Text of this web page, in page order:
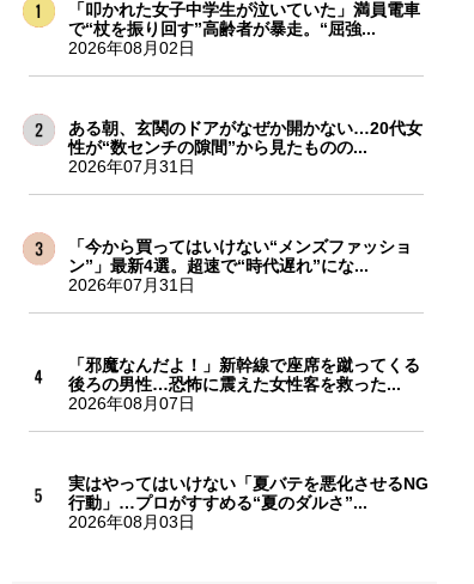
「叩かれた女子中学生が泣いていた」満員電車
で“杖を振り回す”高齢者が暴走。“屈強...
2026年08月02日
ある朝、玄関のドアがなぜか開かない…20代女
性が“数センチの隙間”から見たものの...
2026年07月31日
「今から買ってはいけない“メンズファッショ
ン”」最新4選。超速で“時代遅れ”にな...
2026年07月31日
「邪魔なんだよ！」新幹線で座席を蹴ってくる
後ろの男性…恐怖に震えた女性客を救った...
2026年08月07日
実はやってはいけない「夏バテを悪化させるNG
行動」…プロがすすめる“夏のダルさ”...
2026年08月03日